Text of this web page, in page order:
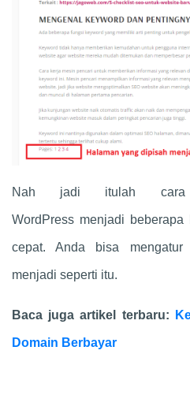
Nah jadi itulah cara
WordPress menjadi
cepat. Anda bisa mengatur
menjadi seperti itu.
Baca juga artikel terbaru:
Domain Berbayar